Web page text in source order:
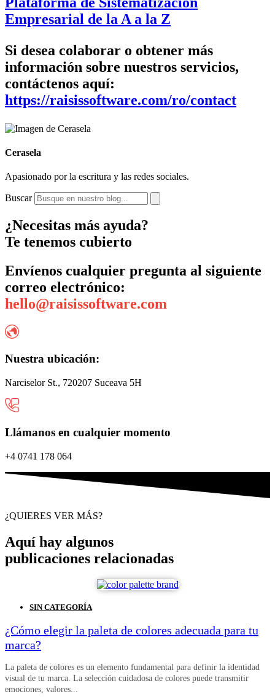
Empresarial de la A a la Z
Si desea colaborar o obtener más
información sobre nuestros servicios,
contáctenos aquí:
https://raisissoftware.com/ro/contact
Cerasela
Apasionado por la escritura y las redes sociales.
Buscar
¿Necesitas más ayuda?
Te tenemos cubierto
Envíenos cualquier pregunta al siguiente
correo electrónico:
hello@raisissoftware.com
Nuestra ubicación:
Narciselor St., 720207 Suceava 5H
Llámanos en cualquier momento
+4 0741 178 064
¿QUIERES VER MÁS?
Aquí hay algunos
publicaciones relacionadas
SIN CATEGORÍA
¿Cómo elegir la paleta de colores adecuada para tu
marca?
La paleta de colores es un elemento fundamental para definir la identidad
visual de tu marca. La selección cuidadosa de colores puede transmitir
emociones, valores...